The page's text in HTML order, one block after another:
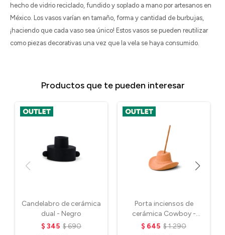
hecho de vidrio reciclado, fundido y soplado a mano por artesanos en
México. Los vasos varían en tamaño, forma y cantidad de burbujas,
¡haciendo que cada vaso sea único! Estos vasos se pueden reutilizar
como piezas decorativas una vez que la vela se haya consumido.
Productos que te pueden interesar
Candelabro de cerámica
dual - Negro
$ 345 $690
Porta inciensos de
cerámica Cowboy -
Terracota
$ 645 $1.290